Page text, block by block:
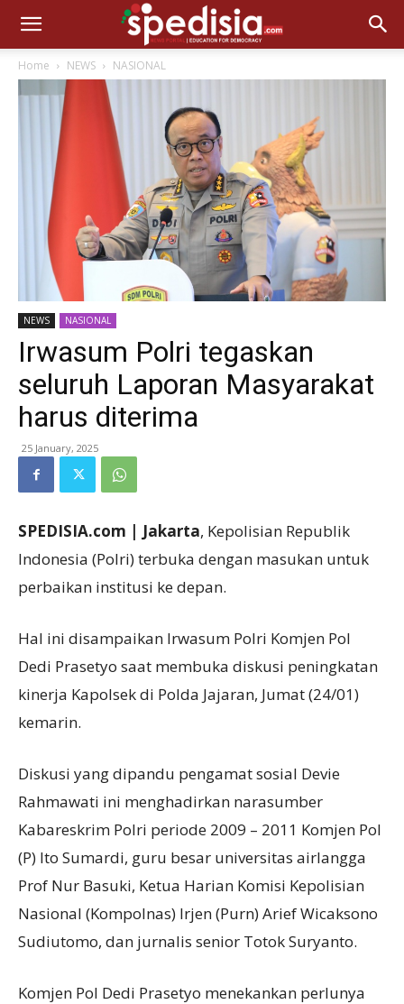
Home NEWS NASIONAL
NEWS NASIONAL
Irwasum Polri tegaskan
seluruh Laporan Masyarakat
harus diterima
25 January, 2025
SPEDISIA.com | Jakarta, Kepolisian Republik
Indonesia (Polri) terbuka dengan masukan untuk
perbaikan institusi ke depan.
Hal ini disampaikan Irwasum Polri Komjen Pol
Dedi Prasetyo saat membuka diskusi peningkatan
kinerja Kapolsek di Polda Jajaran, Jumat (24/01)
kemarin.
Diskusi yang dipandu pengamat sosial Devie
Rahmawati ini menghadirkan narasumber
Kabareskrim Polri periode 2009 – 2011 Komjen Pol
(P) Ito Sumardi, guru besar universitas airlangga
Prof Nur Basuki, Ketua Harian Komisi Kepolisian
Nasional (Kompolnas) Irjen (Purn) Arief Wicaksono
Sudiutomo, dan jurnalis senior Totok Suryanto.
Komjen Pol Dedi Prasetyo menekankan perlunya